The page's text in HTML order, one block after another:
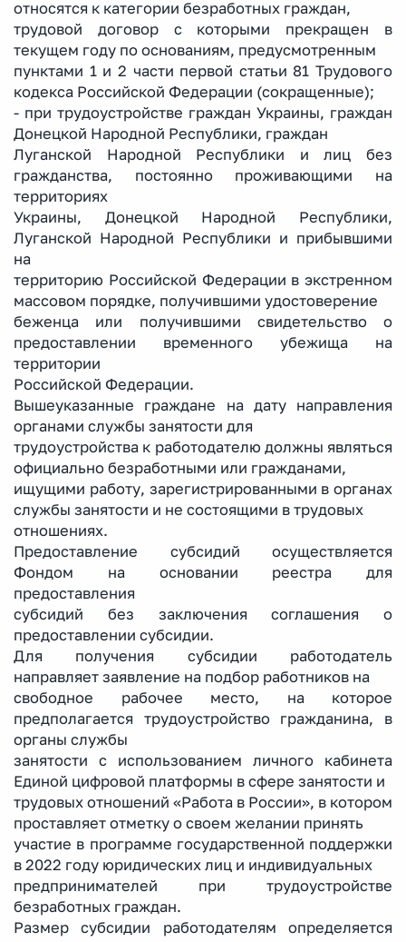
относятся к категории безработных граждан,
трудовой договор с которыми прекращен в
текущем году по основаниям, предусмотренным
пунктами 1 и 2 части первой статьи 81 Трудового
кодекса Российской Федерации (сокращенные);
- при трудоустройстве граждан Украины, граждан
Донецкой Народной Республики, граждан
Луганской Народной Республики и лиц без
гражданства, постоянно проживающими на
территориях
Украины, Донецкой Народной Республики,
Луганской Народной Республики и прибывшими
на
территорию Российской Федерации в экстренном
массовом порядке, получившими удостоверение
беженца или получившими свидетельство о
предоставлении временного убежища на
территории
Российской Федерации.
Вышеуказанные граждане на дату направления
органами службы занятости для
трудоустройства к работодателю должны являться
официально безработными или гражданами,
ищущими работу, зарегистрированными в органах
службы занятости и не состоящими в трудовых
отношениях.
Предоставление субсидий осуществляется
Фондом на основании реестра для
предоставления
субсидий без заключения соглашения о
предоставлении субсидии.
Для получения субсидии работодатель
направляет заявление на подбор работников на
свободное рабочее место, на которое
предполагается трудоустройство гражданина, в
органы службы
занятости с использованием личного кабинета
Единой цифровой платформы в сфере занятости и
трудовых отношений «Работа в России», в котором
проставляет отметку о своем желании принять
участие в программе государственной поддержки
в 2022 году юридических лиц и индивидуальных
предпринимателей при трудоустройстве
безработных граждан.
Размер субсидии работодателям определяется